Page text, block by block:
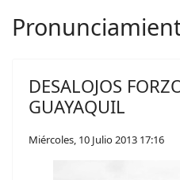
DESALOJOS
GUAYAQUIL
Miércoles, 10 Julio 2013 17:16